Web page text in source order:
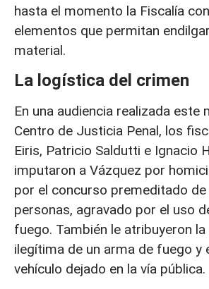
hasta el momento la Fiscalía
elementos que permitan
material.
La logística del crimen
En una audiencia realizada este
Centro de Justicia Penal, los
Eiris, Patricio Saldutti e Ignacio
imputaron a Vázquez por
por el concurso premeditado
personas, agravado por el uso
fuego. También le atribuyeron
ilegítima de un arma de fuego y
vehículo dejado en la vía pública.